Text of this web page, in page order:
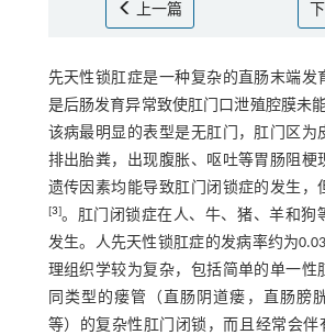
上一篇
先天性锁肛症是一种复杂的直肠末端发
是后肠发育异常致使肛门口泄殖腔膜未
该病最明显的表型是无肛门，肛门区为
排出胎粪，出现腹胀、呕吐等胃肠阻梗
遗传因素均能导致肛门闭锁症的发生，
[3]。肛门闭锁症在人、牛、猪、羊和狗
发生。人先天性锁肛症的发病率约为
理组织学较为复杂，包括简单的单一性
同类型的瘘管（直肠阴道瘘，直肠膀
等）的复杂性肛门闭锁，而且经常会伴